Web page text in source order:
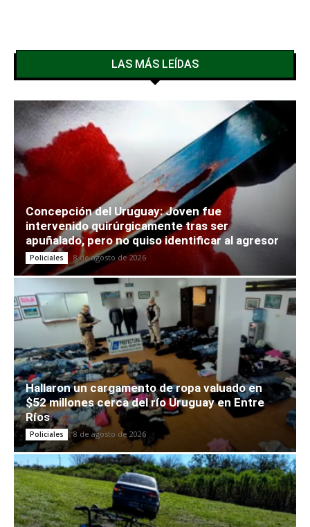
LAS MÁS LEÍDAS
Concepción del Uruguay: Joven fue
intervenido quirúrgicamente tras ser
apuñalado, pero no quiso identificar al agresor
Policiales 8 de agosto de 2026
Hallaron un cargamento de ropa valuado en
$52 millones cerca del río Uruguay en Entre
Ríos
Policiales 8 de agosto de 2026